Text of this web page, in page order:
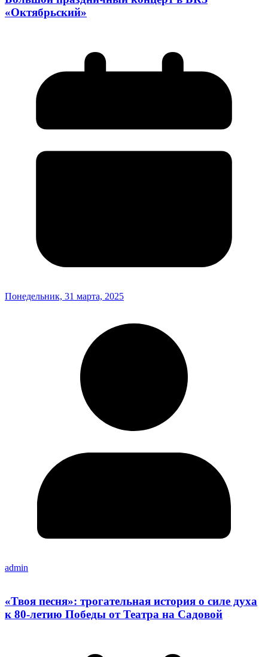
«Октябрьский»
Понедельник, 31 марта, 2025
admin
«Твоя песня»: трогательная история о силе духа
к 80-летию Победы от Театра на Садовой